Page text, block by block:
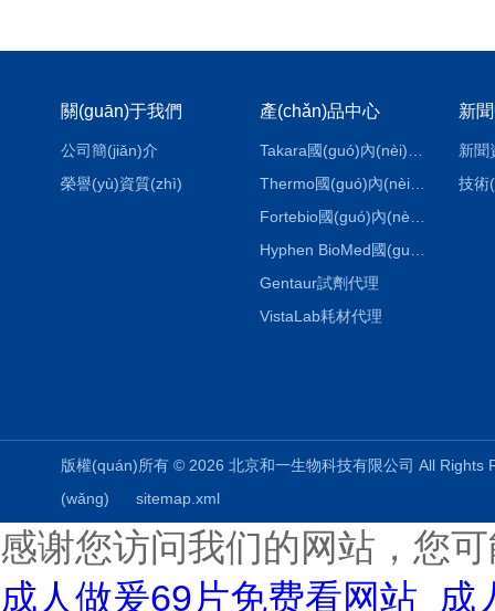
關(guān)于我們
公司簡(jiǎn)介
榮譽(yù)資質(zhì)
產(chǎn)品中心
Thermo國(guó)內(nèi)代理
Gentaur試劑代理
VistaLab耗材代理
新
新聞
技術
版權(quán)所有 © 2026 北京和一生物科技有限公司 All
(wǎng)
sitemap.xml
感谢您访问我们的网站，您
成人做爰69片免费看网站_